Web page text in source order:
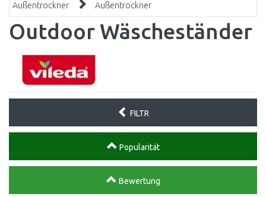
Außentrockner
Außentrockner
Outdoor Wäscheständer
FILTR
Popularität
Bewertung